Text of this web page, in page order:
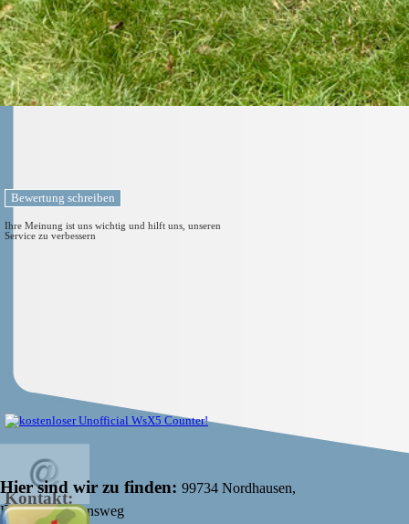
Ihre Meinung ist uns wichtig und hilft uns, unseren
Service zu verbessern
Kontakt:
Hier sind wir zu finden: 99734 Nordhausen,
Kommunikationsweg